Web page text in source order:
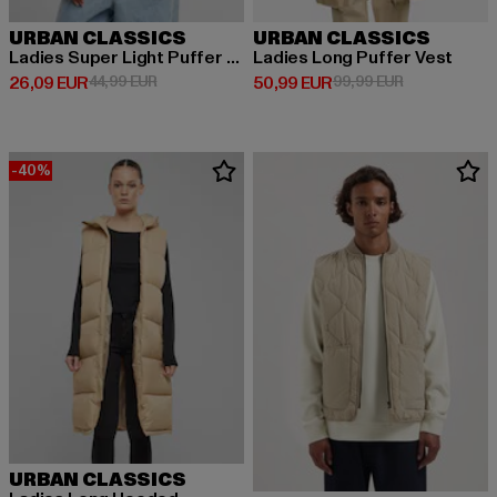
URBAN CLASSICS
Ladies Super Light Puffer Vest
26,09 EUR
Derzeitiger Preis: 26,09 EUR
44,99 EURAktionspreis: 44,99 EUR
URBAN CLASSICS
Ladies Long Puffer Vest
50,99 EUR
Derzeitiger Preis: 50,99 EUR
99,99 EURAktionspreis:
-40%
URBAN CLASSICS